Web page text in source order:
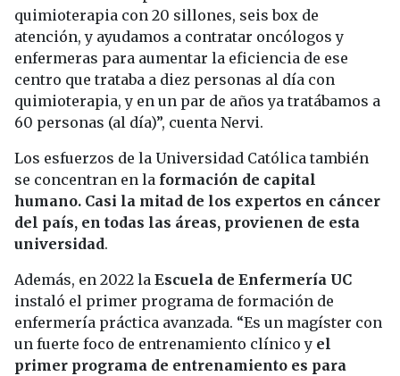
quimioterapia con 20 sillones, seis box de
atención, y ayudamos a contratar oncólogos y
enfermeras para aumentar la eficiencia de ese
centro que trataba a diez personas al día con
quimioterapia, y en un par de años ya tratábamos a
60 personas (al día)”, cuenta Nervi.
Los esfuerzos de la Universidad Católica también
se concentran en la formación de capital
humano. Casi la mitad de los expertos en cáncer
del país, en todas las áreas, provienen de esta
universidad.
Además, en 2022 la Escuela de Enfermería UC
instaló el primer programa de formación de
enfermería práctica avanzada. “Es un magíster con
un fuerte foco de entrenamiento clínico y el
primer programa de entrenamiento es para